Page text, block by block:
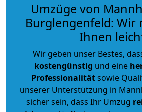
Umzüge von
Burglengenfeld: Wir
Ihnen
Wir geben unser Bestes,
kostengünstig und eine
Professionalitätsowie
unserer Unterstützung in
sicher sein, dass Ihr Umzug